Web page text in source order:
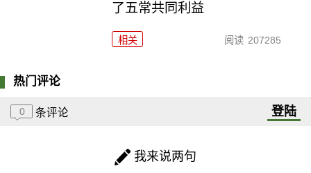
了五常共同利益
相关 阅读 207285
热门评论
0 条评论 登陆
我来说两句